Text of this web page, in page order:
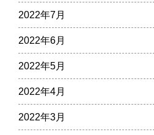
2022年7月
2022年6月
2022年5月
2022年4月
2022年3月